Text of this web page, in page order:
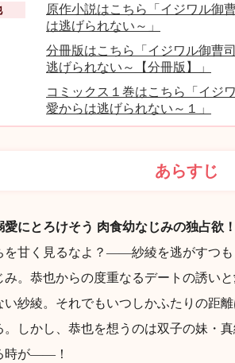
原作小説はこちら「イジワル御
は逃げられない～」
分冊版はこちら「イジワル御曹
逃げられない～【分冊版】」
コミックス１巻はこちら「イジ
愛からは逃げられない～１」
あらすじ
にとろけそう 肉食幼なじみの独占欲！
を甘く見るなよ？――紗綾を逃がすつ
み。恭也からの度重なるデートの誘い
い紗綾。それでもいつしかふたりの距
。しかし、恭也を想うのは双子の妹・
時が――！